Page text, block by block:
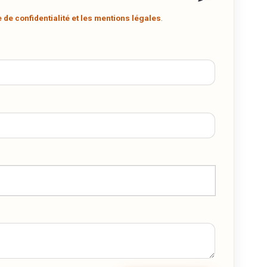
de confidentialité et les mentions légales